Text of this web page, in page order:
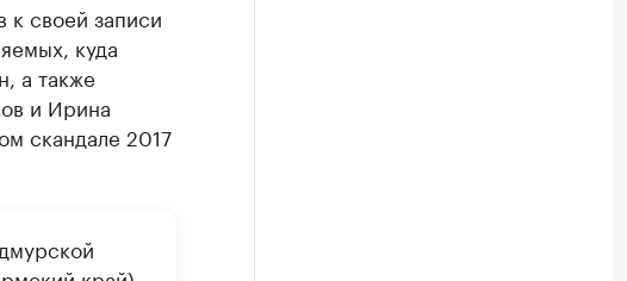
к своей записи
куда
а также
и Ирина
скандале 2017